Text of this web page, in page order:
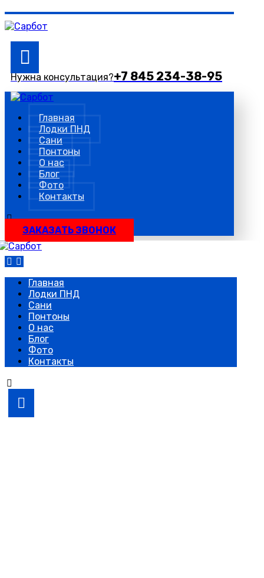
Нужна консультация?+7 845 234-38-95
Главная
Лодки ПНД
Сани
Понтоны
О нас
Блог
Фото
Контакты
ЗАКАЗАТЬ ЗВОНОК
Главная
Лодки ПНД
Сани
Понтоны
О нас
Блог
Фото
Контакты